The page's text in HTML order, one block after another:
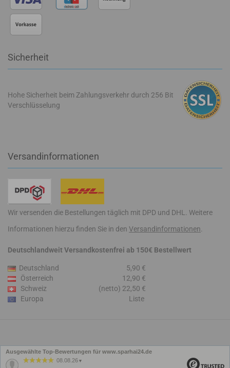
Sicherheit
Hohe Sicherheit beim Zahlungsverkehr durch 256 Bit
Verschlüsselung
Versandinformationen
Wir versenden die Bestellungen täglich mit DPD und DHL. Weitere
Informationen hierzu finden Sie in den Versandinformationen
Deutschlandweit Versandkostenfrei ab 150€ Bestellwert
Deutschland
5,90 €
Österreich
12,90 €
Schweiz
(netto) 22,50 €
Europa
Liste
Ausgewählte Top-Bewertungen für www.sparhai24.de
08.08.26 ▼